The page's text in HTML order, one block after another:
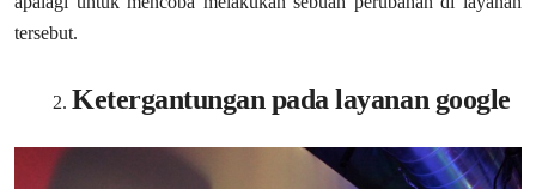
tersebut.
Ketergantungan pada layanan google